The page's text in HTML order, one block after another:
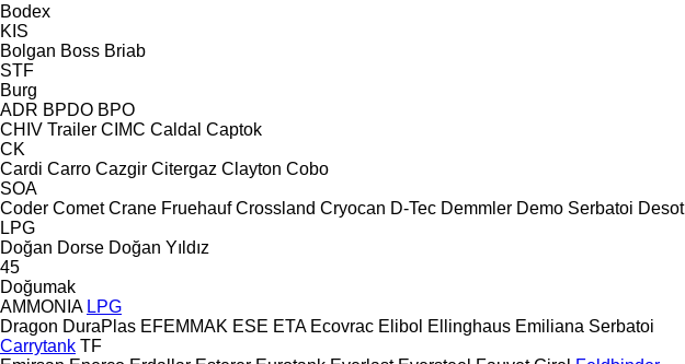
Bodex
KIS
Bolgan Boss Briab
STF
Burg
ADR BPDO BPO
CHIV Trailer CIMC Caldal Captok
CK
Cardi Carro Cazgir Citergaz Clayton Cobo
SOA
Coder Comet Crane Fruehauf Crossland Cryocan D-Tec Demmler Demo Serbatoi Desot
LPG
Doğan Dorse Doğan Yıldız
45
Doğumak
AMMONIA LPG
Dragon DuraPlas EFEMMAK ESE ETA Ecovrac Elibol Ellinghaus Emiliana Serbatoi
Carrytank TF